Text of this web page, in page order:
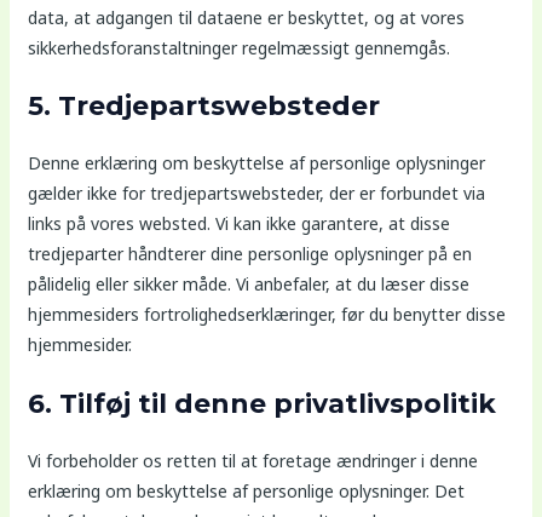
data, at adgangen til dataene er beskyttet, og at vores
sikkerhedsforanstaltninger regelmæssigt gennemgås.
5. Tredjepartswebsteder
Denne erklæring om beskyttelse af personlige oplysninger
gælder ikke for tredjepartswebsteder, der er forbundet via
links på vores websted. Vi kan ikke garantere, at disse
tredjeparter håndterer dine personlige oplysninger på en
pålidelig eller sikker måde. Vi anbefaler, at du læser disse
hjemmesiders fortrolighedserklæringer, før du benytter disse
hjemmesider.
6. Tilføj til denne privatlivspolitik
Vi forbeholder os retten til at foretage ændringer i denne
erklæring om beskyttelse af personlige oplysninger. Det